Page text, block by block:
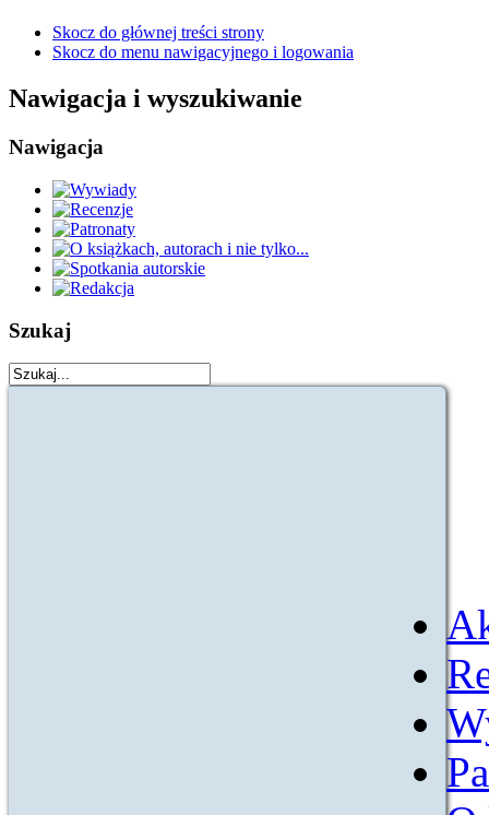
Skocz do głównej treści strony
Skocz do menu nawigacyjnego i logowania
Nawigacja i wyszukiwanie
Nawigacja
Szukaj